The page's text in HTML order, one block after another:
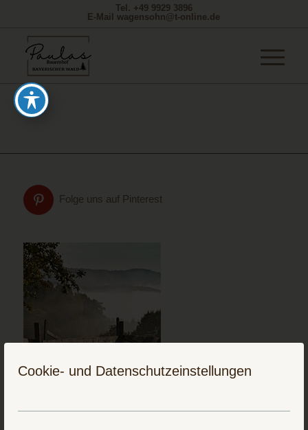
Cookie- und Datenschutzeinstellungen
Tel. +49 9929 3896
E-Mail wagensohn@t-online.de
Folge uns auf Pinterest